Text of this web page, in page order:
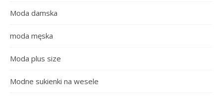
Moda damska
moda męska
Moda plus size
Modne sukienki na wesele